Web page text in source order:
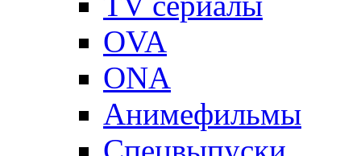
OVA
ONA
Анимефильмы